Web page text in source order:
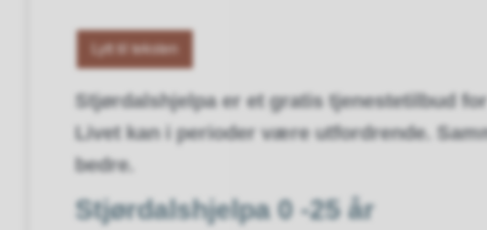
Lytt til teksten
Stjørdalshjelpa er et gratis tjenestetilbud
Livet kan i perioder være utfordrende.
bedre.
Stjørdalshjelpa 0 -25 år